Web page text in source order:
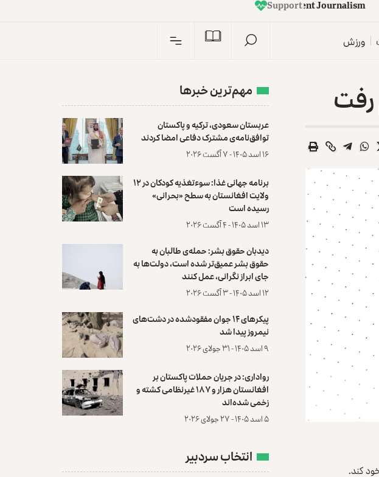
m
s
i
l
a
n
r
u
o
J
t
n
e
d
n
e
p
e
d
n
ISupport
ورزش
رفت مهم‌ترین خبرها
عربستان سعودی، ترکیه و پاکستان
توافق‌نامه‌ی مشترک دفاعی امضا کردند
۱۶ اسد ۱۴۰۵ - ۷ آگست ۲۰۲۶
برنامه جهانی غذا: سوءتغذیه کودکان در ۱۲
ولایت افغانستان به سطح «بحرانی»
رسیده است
۱۳ اسد ۱۴۰۵ - ۴ آگست ۲۰۲۶
دیدبان حقوق بشر: حمله‌ی طالبان به
حقوق بشر عمیق‌تر شده است، دولت‌ها به
جای ابراز نگرانی، عمل کنند
۱۲ اسد ۱۴۰۵ - ۳ آگست ۲۰۲۶
پیکرهای ۱۴ جوان مفقودشده در دشت‌های
نیمروز پیدا شد
۹ اسد ۱۴۰۵ - ۳۱ جولای ۲۰۲۶
رواداری: در جریان حملات پاکستان بر
افغانستان هزار و ۱۸۷ غیرنظامی کشته و
زخمی شده‌اند
۵ اسد ۱۴۰۵ - ۲۷ جولای ۲۰۲۶
انتخاب سردبیر